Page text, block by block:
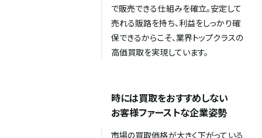
で販売できる仕組みを確立。安定して
売れる販路を持ち、利益をしっかり確
保できるからこそ、業界トップクラスの
高価買取を実現しています。
時には買取をおすすめしない
お客様ファーストな企業姿勢
市場の買取価格が大きく下がっている